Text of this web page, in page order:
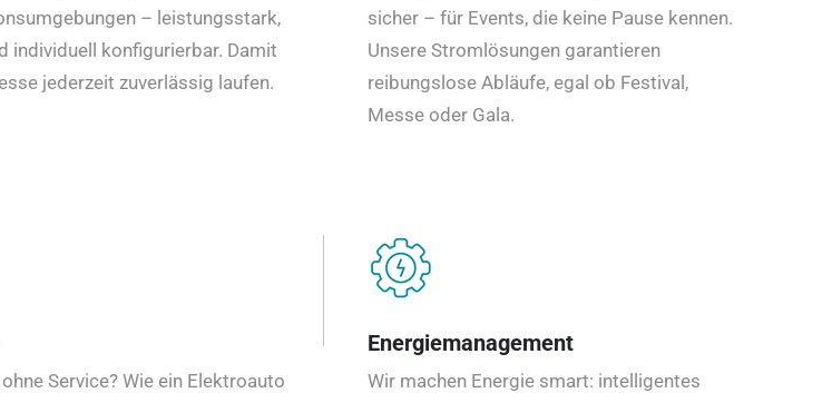
– leistungsstark,
individuell konfigurierbar. Damit
jederzeit zuverlässig laufen.
sicher – für Events, die keine Pause kennen.
Unsere Stromlösungen garantieren
reibungslose Abläufe, egal ob Festival,
Messe oder Gala.
Service? Wie ein Elektroauto
Energiemanagement
Wir machen Energie smart: intelligentes